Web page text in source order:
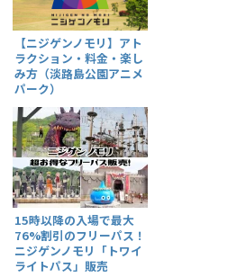
【ニジゲンノモリ】アト
ラクション・料金・楽し
み方（淡路島公園アニメ
パーク）
15時以降の入場で最大
76%割引のフリーパス！
ニジゲンノモリ「トワイ
ライトパス」販売